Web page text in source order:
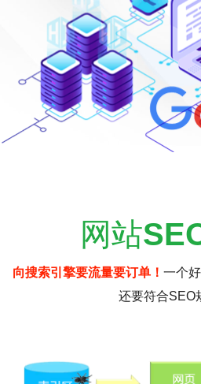
网站
向搜索引擎要流量要订单！ 一个
还要符合SEO